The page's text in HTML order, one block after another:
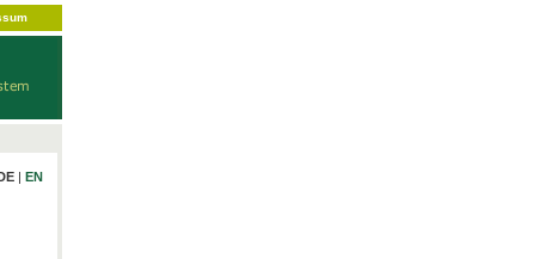
|EN